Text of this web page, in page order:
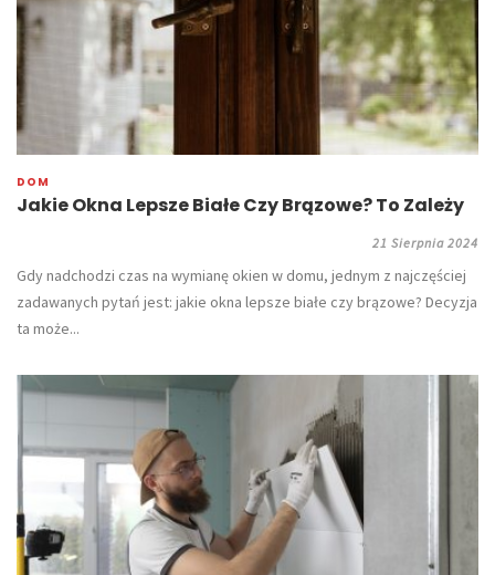
DOM
Jakie Okna Lepsze Białe Czy Brązowe? To Zależy
21 Sierpnia 2024
Gdy nadchodzi czas na wymianę okien w domu, jednym z najczęściej
zadawanych pytań jest: jakie okna lepsze białe czy brązowe? Decyzja
ta może...